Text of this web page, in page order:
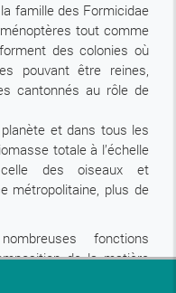
famille des Formicidae
tout comme
des colonies où
pouvant être reines,
cantonnés au rôle de
et dans tous les
totale à l’échelle
des oiseaux et
métropolitaine, plus de
fonctions
de la matière
de populations